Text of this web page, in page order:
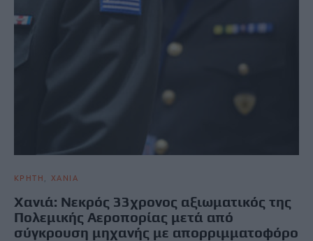
ΚΡΗΤΗ ΧΑΝΙΑ
Χανιά: Νεκρός 33χρονος αξιωματικός της
Πολεμικής Αεροπορίας μετά από
σύγκρουση μηχανής με απορριμματοφόρο